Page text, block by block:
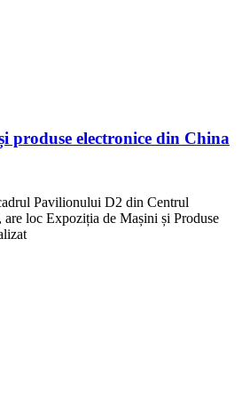
produse electronice din China
Pavilionului D2 din Centrul
loc Expoziția de Mașini și Produse